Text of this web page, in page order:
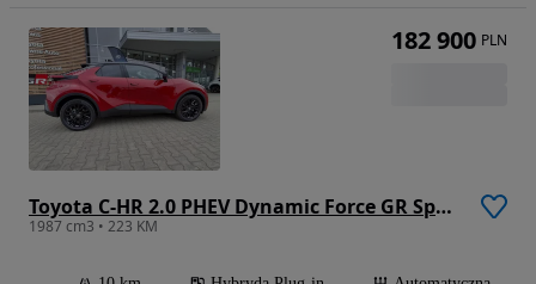
Toyota C-HR 2.0 PHEV Dynamic Force GR Sport
1987 cm3 • 223 KM
182 900 PLN